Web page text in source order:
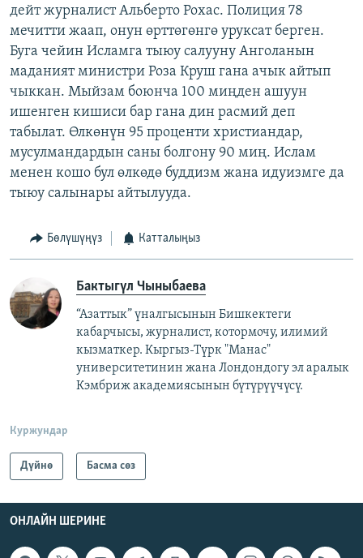
дейт журналист Альберто Рохас. Полиция 78
мечитти жаап, онун өрттөгөнгө уруксат берген.
Буга чейин Исламга тыюу салууну Анголанын
маданият министри Роза Круш гана ачык айтып
чыккан. Мыйзам боюнча 100 миңден ашуун
ишенген кишиси бар гана дин расмий деп
табылат. Өлкөнүн 95 проценти христиандар,
мусулмандардын саны болгону 90 миң. Ислам
менен кошо бул өлкөдө буддизм жана идуизмге да
тыюу салынары айтылууда.
Бөлүшүңүз Катталыңыз
Бактыгүл Чыныбаева
“Азаттык” үналгысынын Бишкектеги
кабарчысы, журналист, котормочу, илимий
кызматкер. Кыргыз-Түрк "Манас"
университетинин жана Лондондогу эл аралык
Кэмбриж академиясынын бүтүрүүчүсү.
Куржундар
Дүйнө Басма сөз
ОНЛАЙН ШЕРИНЕ